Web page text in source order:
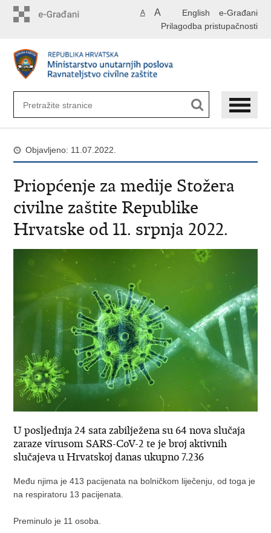
English e-Građani
A A
Prilagodba pristupačnosti
Objavljeno: 11.07.2022.
Priopćenje za medije Stožera
civilne zaštite Republike
Hrvatske od 11. srpnja 2022.
U posljednja 24 sata zabilježena su 64 nova slučaja
zaraze virusom SARS-CoV-2 te je broj aktivnih
slučajeva u Hrvatskoj danas ukupno 7.236
Među njima je 413 pacijenata na bolničkom liječenju, od toga je
na respiratoru 13 pacijenata.
Preminulo je 11 osoba.